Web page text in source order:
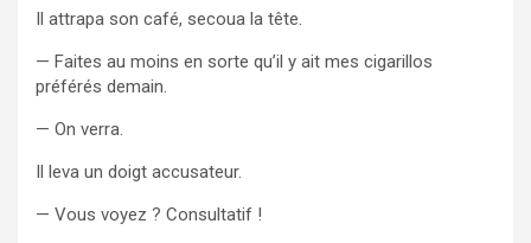
Il attrapa son café, secoua la tête.
— Faites au moins en sorte qu’il y ait mes cigarillos
préférés demain.
— On verra.
Il leva un doigt accusateur.
— Vous voyez ? Consultatif !